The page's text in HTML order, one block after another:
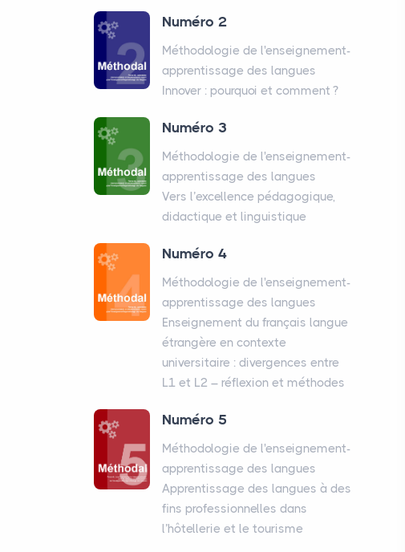
Numéro 2
Méthodologie de l'enseignement-
apprentissage des langues
Innover : pourquoi et comment ?
Numéro 3
Méthodologie de l'enseignement-
apprentissage des langues
Vers l’excellence pédagogique,
didactique et linguistique
Numéro 4
Méthodologie de l'enseignement-
apprentissage des langues
Enseignement du français langue
étrangère en contexte
universitaire : divergences entre
L1 et L2 – réflexion et méthodes
Numéro 5
Méthodologie de l'enseignement-
apprentissage des langues
Apprentissage des langues à des
fins professionnelles dans
l’hôtellerie et le tourisme